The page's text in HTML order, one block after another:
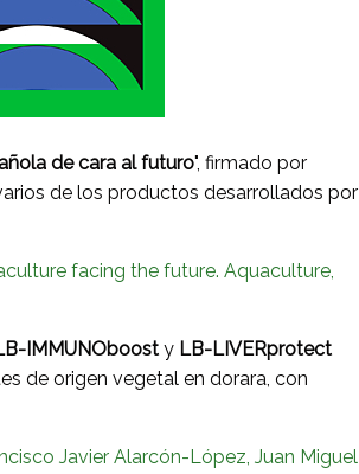
de cara al futuro", firmado por
de los productos desarrollados por
facing the future. Aquaculture,
IMMUNOboosty LB-LIVERprotect
de origen vegetal en dorara, con
Javier Alarcón-López, Juan Miguel